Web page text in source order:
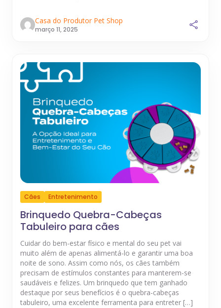
Casa do Produtor Pet Shop
março 11, 2025
Cães Entretenimento
Brinquedo Quebra-Cabeças
Tabuleiro para cães
Cuidar do bem-estar físico e mental do seu pet vai
muito além de apenas alimentá-lo e garantir uma boa
noite de sono. Assim como nós, os cães também
precisam de estímulos constantes para manterem-se
saudáveis e felizes. Um brinquedo que tem ganhado
destaque por seus benefícios é o quebra-cabeças
tabuleiro, uma excelente ferramenta para entreter […]